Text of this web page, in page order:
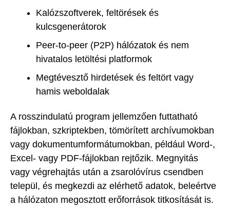
Kalózszoftverek, feltörések és
kulcsgenerátorok
Peer-to-peer (P2P) hálózatok és nem
hivatalos letöltési platformok
Megtévesztő hirdetések és feltört vagy
hamis weboldalak
A rosszindulatú program jellemzően futtatható
fájlokban, szkriptekben, tömörített archívumokban
vagy dokumentumformátumokban, például Word-,
Excel- vagy PDF-fájlokban rejtőzik. Megnyitás
vagy végrehajtás után a zsarolóvírus csendben
települ, és megkezdi az elérhető adatok, beleértve
a hálózaton megosztott erőforrások titkosítását is.